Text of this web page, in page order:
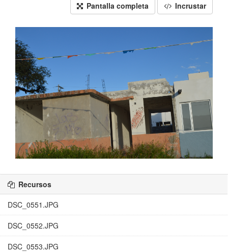
Pantalla completa Incrustar
Recursos
DSC_0551.JPG
DSC_0552.JPG
DSC_0553.JPG